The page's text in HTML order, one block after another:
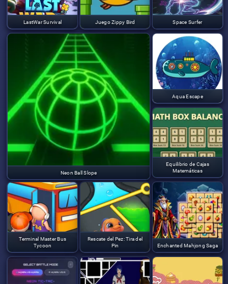
LastWar Survival Juego Zippy Bird Space Surfer
Neon Ball Slope
Aqua Escape
Equilibrio de Cajas
Matemáticas
Terminal Master Bus
Tycoon
Rescate del Pez: Tira del
Pin
Enchanted Mahjong Saga